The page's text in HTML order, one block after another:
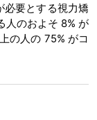
必要とする視力矯
人のおよそ 8% が
の人の 75% がコ